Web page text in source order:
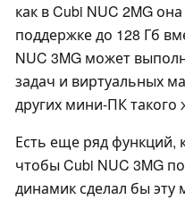
как в Cubi NUC 2MG
поддержке до 128 Гб
NUC 3MG может
задач и виртуальных
других мини-ПК такого
Есть еще ряд функций,
чтобы Cubi NUC 3MG
динамик сделал бы эту